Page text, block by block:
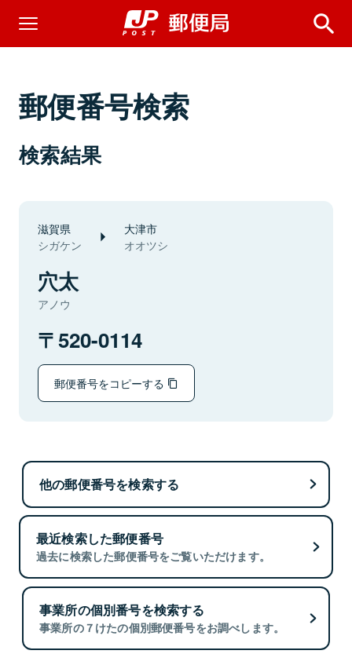
郵便番号検索
検索結果
滋賀県
シガケン
大津市
オオツシ
穴太
アノウ
520-0114
郵便番号をコピーする
他の郵便番号を検索する
最近検索した郵便番号
過去に検索した郵便番号をご覧いただけます。
事業所の個別番号を検索する
事業所の７けたの個別郵便番号をお調べします。